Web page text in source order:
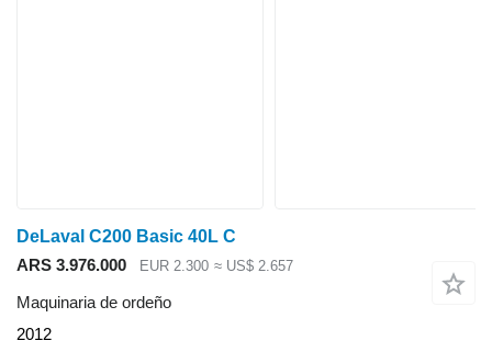
DeLaval C200 Basic 40L C
ARS 3.976.000
EUR 2.300 ≈ US$ 2.657
Maquinaria de ordeño
2012